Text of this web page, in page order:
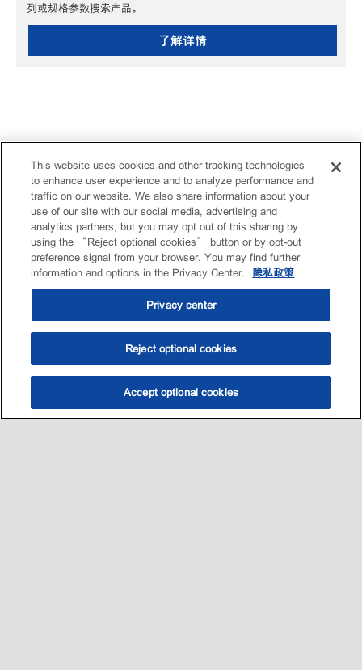
选油助手 查找门店
列或规格参数搜索产品。
了解详情
This website uses cookies and other tracking technologies
to enhance user experience and to analyze performance and
traffic on our website. We also share information about your
use of our site with our social media, advertising and
analytics partners, but you may opt out of this sharing by
using the “Reject optional cookies” button or by opt-out
preference signal from your browser. You may find further
information and options in the Privacy Center.
隐私政策
Privacy center
Reject optional cookies
Accept optional cookies